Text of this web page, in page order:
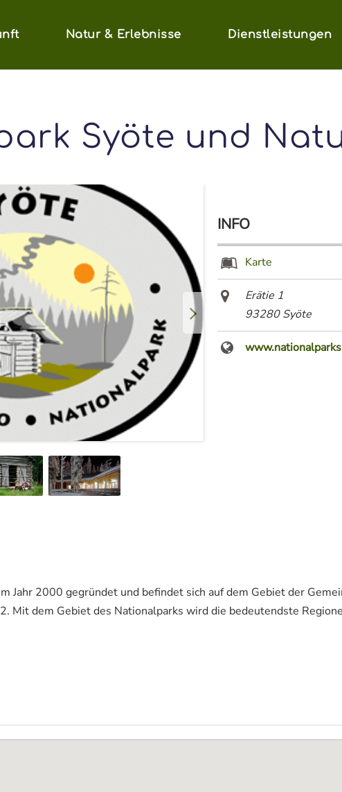
Natur & Erlebnisse Dienstleistungen
Syöte und
INFO
Karte
Erätie 1
93280 Syöte
Jahr 2000 gegründet und befindet sich auf dem Gebiet der
Mit dem Gebiet des Nationalparks wird die bedeutendste